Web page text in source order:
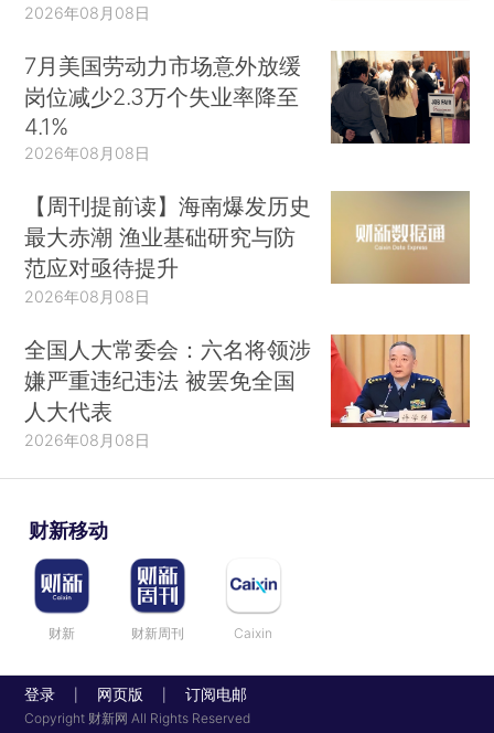
2026年08月08日
7月美国劳动力市场意外放缓
岗位减少2.3万个失业率降至
4.1%
2026年08月08日
【周刊提前读】海南爆发历史
最大赤潮 渔业基础研究与防
范应对亟待提升
2026年08月08日
全国人大常委会：六名将领涉
嫌严重违纪违法 被罢免全国
人大代表
2026年08月08日
财新移动
财新 财新周刊 Caixin
登录 网页版 订阅电邮
Copyright 财新网 All Rights Reserved